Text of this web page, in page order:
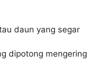
daun yang segar
dipotong mengering